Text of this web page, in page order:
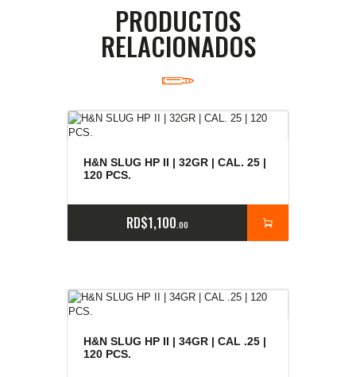
PRODUCTOS
RELACIONADOS
H&N SLUG HP II | 32GR | CAL. 25 |
120 PCS.
RD$1,100 00
H&N SLUG HP II | 34GR | CAL .25 |
120 PCS.